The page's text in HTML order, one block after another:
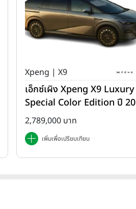
Xpeng | X9
เอ็กซ์เผิง Xpeng X9 Luxury
Special Color Edition ปี 20
25
2,789,000 บาท
เพิ่มเพื่อเปรียบเทียบ